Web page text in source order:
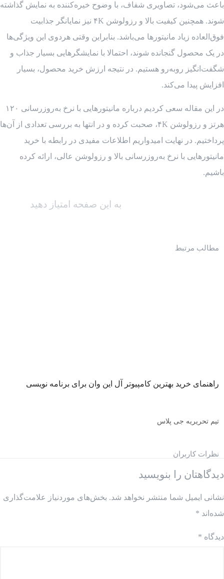
باعث می‌شود، تصاویری شفاف، با وضوح خیره‌کننده به نمایش گذاشته
شوند. همچنین کیفیت بالا و رزولوشن ۴K نیز نمایانگر جذابیت
فوق‌العاده زیاد مانیتورها می‌باشد. بنابراین وقتی هردوی این ویژگی‌ها
در یک محصول گنجانده شوند، احتمالا با نمایشگرهایی بسیار جذاب و
شگفت‌انگیز روبه‌رو هستیم. در نتیجه ارزش خرید محصول، بسیار
افزایش پیدا می‌کند.
در این مقاله سعی کردیم درباره مانیتورهایی با نرخ به‌روز‌رسانی ۱۲۰
هرتز و رزولوشن ۴K، صحبت کرده و در انتها به بررسی تعدادی از آن‌ها
پرداختیم. در نهایت امیدواریم اطلاعات مفیدی در رابطه با خرید
مانیتورهایی با نرخ‌ به‌روز‌رسانی بالا و رزولوشن عالی، ارائه کرده
باشیم.
به این صفحه امتیاز دهید
مطالب مرتبط
راهنمای خرید بهترین کامپیوتر آل این وان برای برنامه نویسی
تیم تحریریه جی پلاس
نظرات کاربران
دیدگاهتان را بنویسید
نشانی ایمیل شما منتشر نخواهد شد. بخش‌های موردنیاز علامت‌گذاری
شده‌اند *
دیدگاه *